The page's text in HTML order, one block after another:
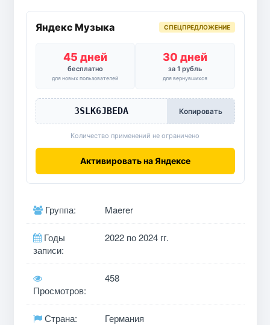
Яндекс Музыка СПЕЦПРЕДЛОЖЕНИЕ
45 дней
бесплатно
для новых пользователей
30 дней
за 1 рубль
для вернувшихся
3SLK6JBEDA Копировать
Количество применений не ограничено
Активировать на Яндексе
Группа: Maerer
Годы
записи:
2022 по 2024 гг.
Просмотров:
458
Страна: Германия